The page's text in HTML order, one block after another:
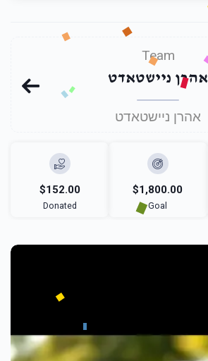
Team
אהרן ניישטאדט
אהרן ניישטאדט
$152.00
Donated
$1,800.00
Goal